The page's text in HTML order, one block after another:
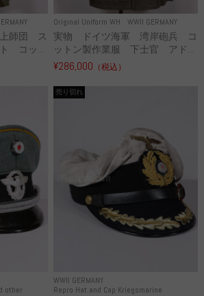
師団 ス
コッ...
Original Uniform WH WWII GERMANY
実物 ドイツ海軍 湾岸砲兵 コ
ットン製作業服 下士官 アド...
¥286,000 （税込）
other
WWII GERMANY
Repro Hat and Cap Kriegsmarine
売り切れ